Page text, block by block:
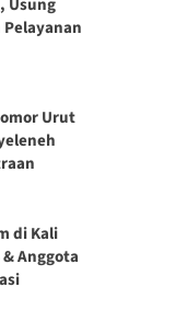
Usung
Urut
di Kali
Anggota